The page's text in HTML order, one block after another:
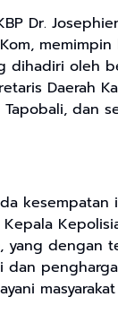
Dr.
dihadiri oleh
Daerah
Tapobali, dan
kesempatan
yang dengan
dan